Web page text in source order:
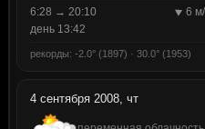
6:28 → 20:10
6
день 13:42
рекорды: -2.0° (1897) · 30.0° (1953)
4 сентября 2008, чт